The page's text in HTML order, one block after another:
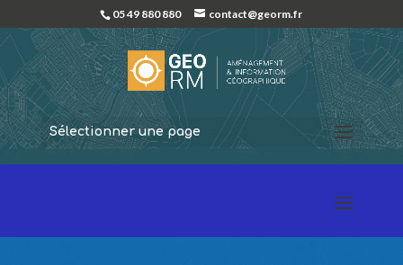
05 49 880 880 contact@georm.fr
Sélectionner une page